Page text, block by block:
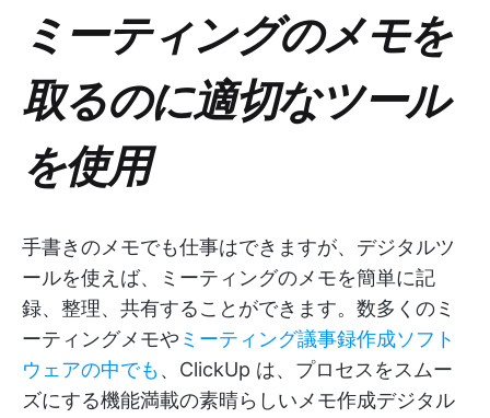
ミーティングのメモを
取るのに適切なツール
を使用
手書きのメモでも仕事はできますが、デジタルツ
ールを使えば、ミーティングのメモを簡単に記
録、整理、共有することができます。数多くのミ
ーティングメモや ミーティング議事録作成ソフト
ウェアの中でも、ClickUp は、プロセスをスムー
ズにする機能満載の素晴らしいメモ作成デジタル